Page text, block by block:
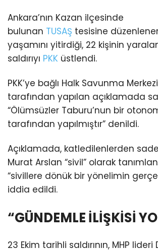
Ankara’nın Kazan ilçesinde
bulunan TUSAŞ tesisine
yaşamını yitirdiği, 22 kişinin
saldırıyı PKK üstlendi.
PKK’ye bağlı Halk Savunma
tarafından yapılan açıklamada
“Ölümsüzler Taburu’nun bir
tarafından yapılmıştır” denildi.
Açıklamada, katledilenlerden
Murat Arslan “sivil” olarak
“sivillere dönük bir yönelimin
iddia edildi.
“GÜNDEMLE İLİŞKİSİ
23 Ekim tarihli saldırının, MHP lideri